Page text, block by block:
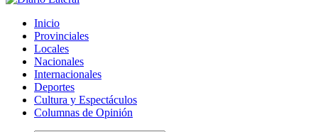
Inicio
Provinciales
Locales
Nacionales
Internacionales
Deportes
Cultura y Espectáculos
Columnas de Opinión